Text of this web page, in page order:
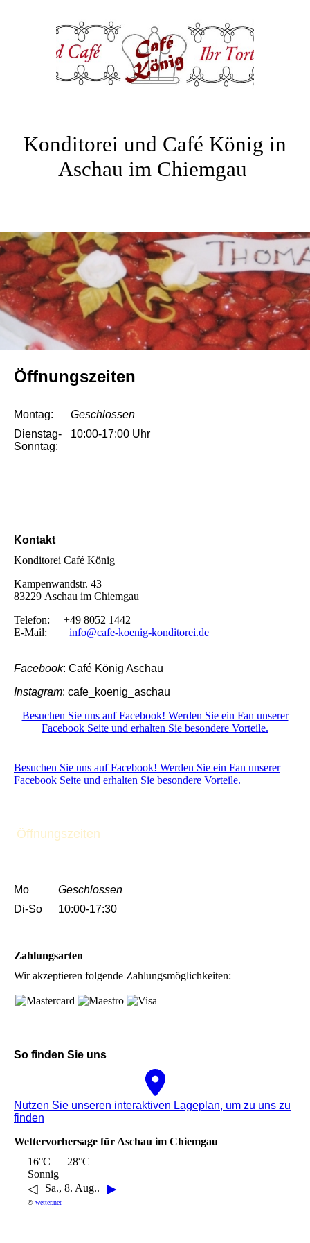
Konditorei und Café König in
Aschau im Chiemgau
Öffnungszeiten
Montag:
Geschlossen
Dienstag-
Sonntag:
10:00-17:00 Uhr
Kontakt
Konditorei Café König
Kampenwandstr. 43
83229 Aschau im Chiemgau
Telefon: +49 8052 1442
E-Mail: info@cafe-koenig-konditorei.de
Facebook: Café König Aschau
Instagram: cafe_koenig_aschau
Besuchen Sie uns auf Facebook! Werden Sie ein Fan unserer
Facebook Seite und erhalten Sie besondere Vorteile.
Besuchen Sie uns auf Facebook! Werden Sie ein Fan unserer
Facebook Seite und erhalten Sie besondere Vorteile.
Öffnungszeiten
Mo
Geschlossen
Di-So
10:00-17:30
Zahlungsarten
Wir akzeptieren folgende Zahlungsmöglichkeiten:
So finden Sie uns
Nutzen Sie unseren interaktiven La­ge­plan, um zu uns zu
finden
Wettervorhersage für Aschau im Chiemgau
16°C – 28°C
Sonnig
◁ Sa., 8. Aug.. ▶
© wetter.net